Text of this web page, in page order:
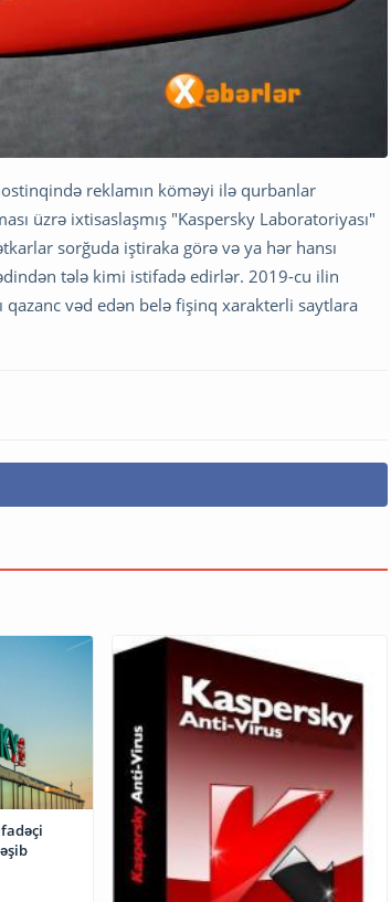
reklamın köməyi ilə qurbanlar
üzrə ixtisaslaşmış "Kaspersky Laboratoriyası"
sorğuda iştiraka görə və ya hər hansı
tələ kimi istifadə edirlər. 2019-cu ilin
qazanc vəd edən belə fişinq xarakterli saytlara